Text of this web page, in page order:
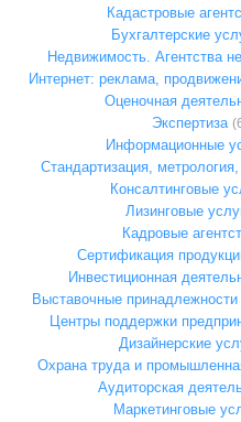
Кадастровые
Бухгалтерские
Недвижимость. Агентства
Интернет: реклама,
Оценочная
Экспертиза
Информационные
Стандартизация,
Консалтинговые
Лизинговые
Кадровые
Сертификация
Инвестиционная
Выставочные
Центры поддержки
Дизайнерские
Охрана труда и
Аудиторская
Маркетинговые